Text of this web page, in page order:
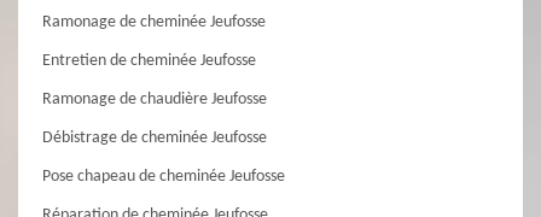
Ramonage de cheminée Jeufosse
Entretien de cheminée Jeufosse
Ramonage de chaudière Jeufosse
Débistrage de cheminée Jeufosse
Pose chapeau de cheminée Jeufosse